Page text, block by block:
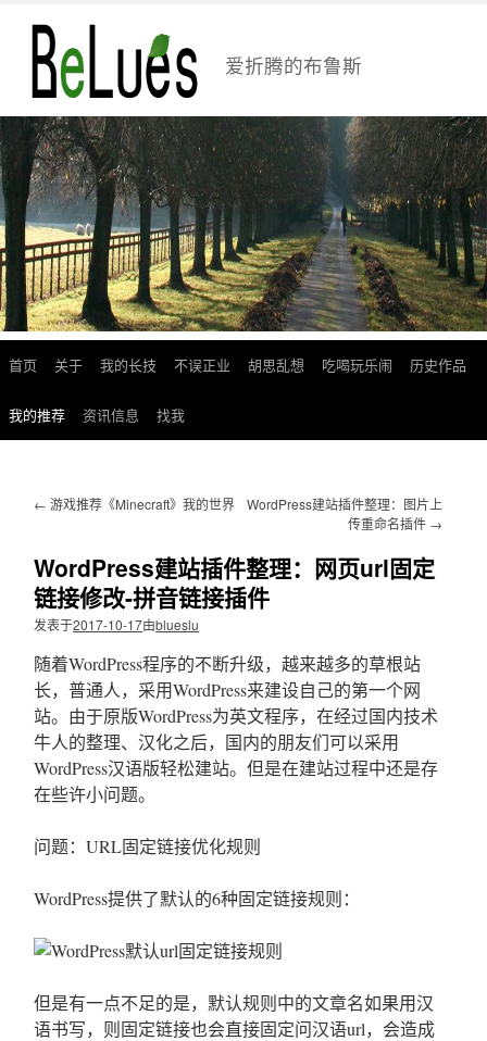
爱折腾的布鲁斯
跳
至
首页 关于 我的长技 不误正业 胡思乱想 吃喝玩乐闹 历史作品
我的推荐 资讯信息 找我
← 游戏推荐《Minecraft》我的世界
WordPress建站插件整理：图片上
传重命名插件 →
WordPress建站插件整理：网页url固定
链接修改-拼音链接插件
发表于2017-10-17由blueslu
随着WordPress程序的不断升级，越来越多的草根站
长，普通人，采用WordPress来建设自己的第一个网
站。由于原版WordPress为英文程序，在经过国内技术
牛人的整理、汉化之后，国内的朋友们可以采用
WordPress汉语版轻松建站。但是在建站过程中还是存
在些许小问题。
问题：URL固定链接优化规则
WordPress提供了默认的6种固定链接规则：
但是有一点不足的是，默认规则中的文章名如果用汉
语书写，则固定链接也会直接固定问汉语url，会造成